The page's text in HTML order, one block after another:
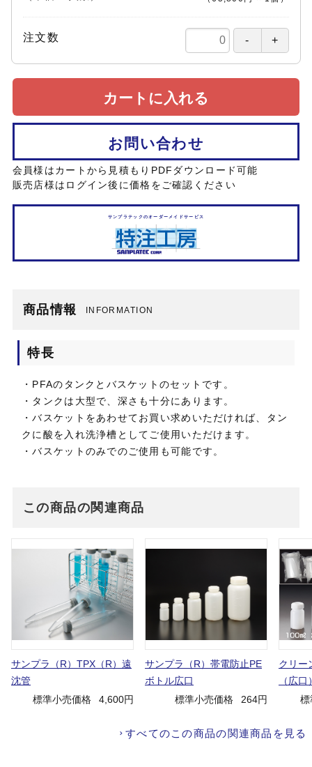
注文数
サンプラテックのオーダーメイドサービス
お問い合わせ
カートに入れる
会員様はカートから見積もりPDFダウンロード可能
販売店様はログイン後に価格をご確認ください
商品情報 INFORMATION
特長
・PFAのタンクとバスケットのセットです。
・タンクは大型で、深さも十分にあります。
・バスケットをあわせてお買い求めいただければ、タン
クに酸を入れ洗浄槽としてご使用いただけます。
・バスケットのみでのご使用も可能です。
この商品の関連商品
サンプラ（R）TPX（R）遠
沈管
標準小売価格
4,600円
サンプラ（R）帯電防止PE
ボトル広口
標準小売価格
264円
クリー
（広口
標
すべてのこの商品の関連商品を見る